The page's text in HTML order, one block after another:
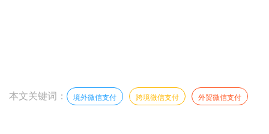
本文关键词： 境外微信支付 跨境微信支付 外贸微信支付